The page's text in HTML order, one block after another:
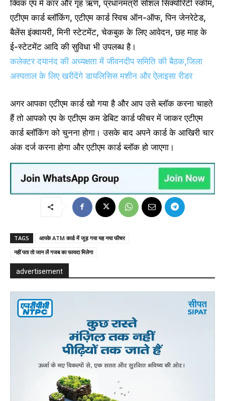
क्विक एप में कार और गृह ऋण, प्रधानमंत्री सोशल सिक्योरिटी स्कीम,
एटीएम कार्ड ब्लॉकिंग, एटीएम कार्ड स्विच ऑन-ऑफ, पिन जेनरेटेड,
बैलेंस इंक्वायरी, मिनी स्टेटमेंट, चेकबुक के लिए आवेदन, छह माह के
ई-स्टेटमेंट आदि की सुविधा भी उपलब्ध है।
कलेक्टर दयानंद की अध्यक्षता में जीवनदीप समिति की बैठक,जिला
अस्पताल के लिए खरीदेंगे डायलिसिस मशीन और ऐलाइसा रीडर
अगर आपका एटीएम कार्ड खो गया है और आप उसे ब्लॉक करना चाहते
हैं तो आपको एप के एटीएम कम डेबिट कार्ड फीचर में जाकर एटीएम
कार्ड ब्लॉकिंग को चुनना होगा। उसके बाद अपने कार्ड के आखिरी चार
अंक दर्ज करना होगा और एटीएम कार्ड ब्लॉक हो जाएगा।
TAGS
आपके ATM कार्ड में जुड़ गया यह नया फीचर
नहीं पता तो जान लें गजब का फायदा मिलेगा
advertisement